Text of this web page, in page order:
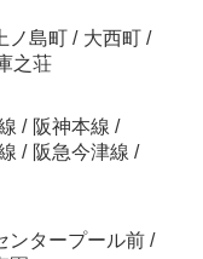
上ノ島町 / 大西町 /
之荘
/ 阪神本線 /
/ 阪急今津線 /
ンタープール前 /